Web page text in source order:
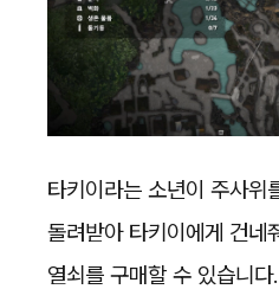
타키이라는 소년이 주사위
돌려받아 타키이에게 건네
열쇠를 구매할 수 있습니